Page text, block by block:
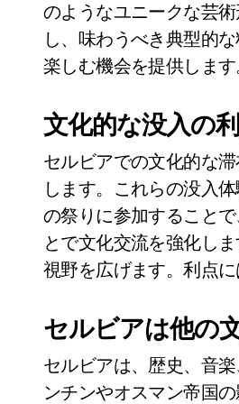
のようなユニークな芸
し、味わうべき典型的
楽しむ機会を提供します
文化的な没入の
セルビアでの文化的な
します。これらの没入
の祭りに参加すること
とで文化交流を強化し
視野を広げます。利点
セルビアは他の
セルビアは、歴史、音
ンチンやオスマン帝国